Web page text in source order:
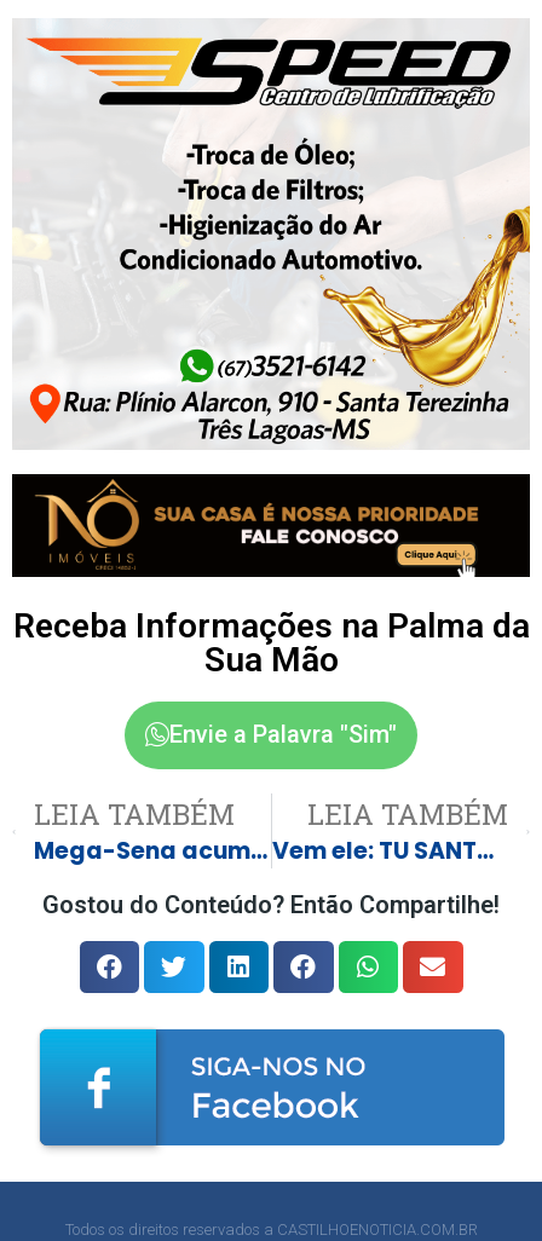
Receba Informações na Palma da
Sua Mão
Envie a Palavra "Sim"
LEIA TAMBÉM
Mega-Sena acumula novamente e prêmio principal vai para R$ 60 milhões
LEIA TAMBÉM
Vem ele: TU SANTOS! na Feirinha do Produtor de Castilho
Gostou do Conteúdo? Então Compartilhe!
Todos os direitos reservados a CASTILHOENOTICIA.COM.BR